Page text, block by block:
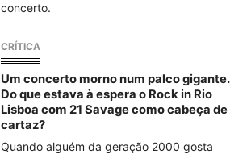
concerto.
CRÍTICA
Um concerto morno num palco gigante.
Do que estava à espera o Rock in Rio
Lisboa com 21 Savage como cabeça de
cartaz?
Quando alguém da geração 2000 gosta